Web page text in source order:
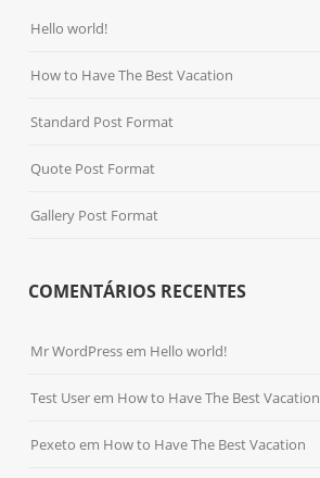
Hello world!
How to Have The Best Vacation
Standard Post Format
Quote Post Format
Gallery Post Format
COMENTÁRIOS RECENTES
Mr WordPressem Hello world!
Test Userem How to Have The Best Vacation
Pexeto em How to Have The Best Vacation